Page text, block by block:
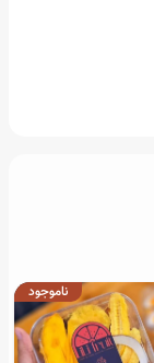
ناموجود